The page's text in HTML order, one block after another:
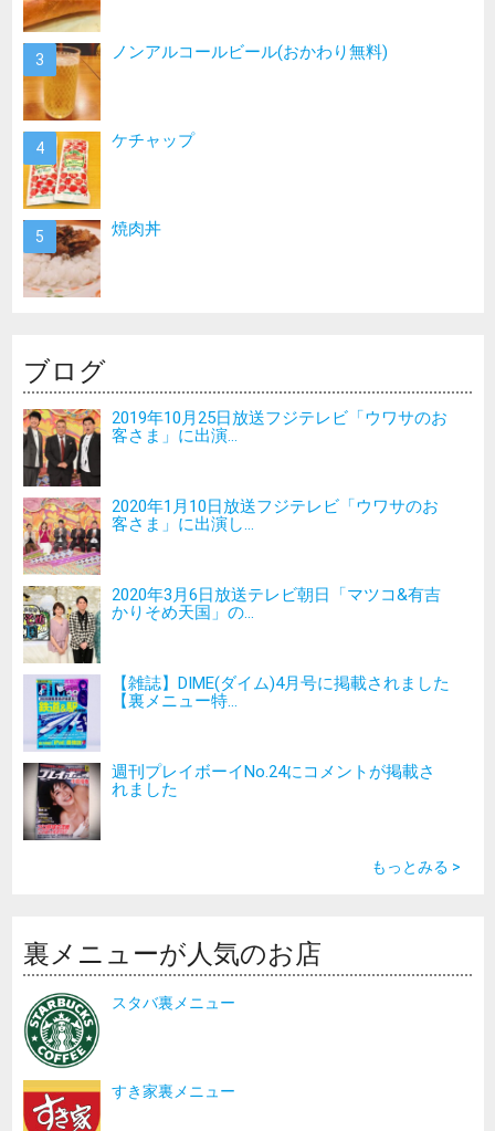
ノンアルコールビール(おかわり無料)
ケチャップ
焼肉丼
ブログ
2019年10月25日放送フジテレビ「ウワサのお
客さま」に出演...
2020年1月10日放送フジテレビ「ウワサのお
客さま」に出演し...
2020年3月6日放送テレビ朝日「マツコ&有吉
かりそめ天国」の...
【雑誌】DIME(ダイム)4月号に掲載されました
【裏メニュー特...
週刊プレイボーイNo.24にコメントが掲載さ
れました
もっとみる >
裏メニューが人気のお店
スタバ裏メニュー
すき家裏メニュー